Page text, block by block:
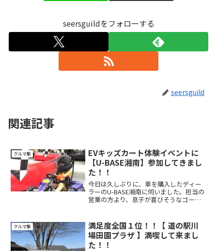
seersguildをフォローする
seersguild
関連記事
クルマ旅
EVキッズカート体験イベントに
【U-BASE湘南】参加してきまし
た！！
今日は久しぶりに、車を購入したディー
ラーのU-BASE湘南に伺いました。担当の
営業の方より、息子が喜びそうなゴーカ
期的にイベントを実施されているよう
で、以前「 ＵＣＣコ...
クルマ旅
満足度全国１位！！【 道の駅川
場田園プラザ 】満喫して来まし
た！！